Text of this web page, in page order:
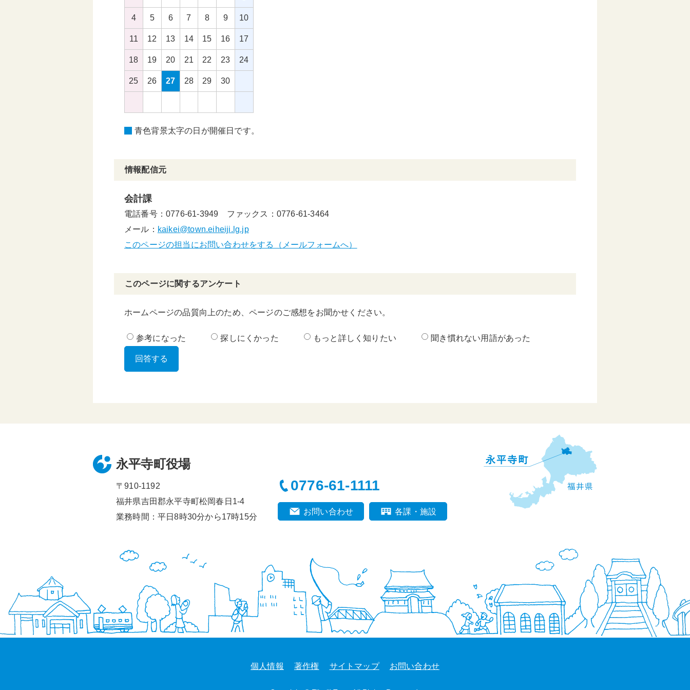
4 5 6 7 8 9 10
11 12 13 14 15 16 17
18 19 20 21 22 23 24
25 26 27 28 29 30
青色背景太字の日が開催日です。
情報配信元
会計課
電話番号：0776-61-3949 ファックス：0776-61-3464
メール： kaikei@town.eiheiji.lg.jp
このページの担当にお問い合わせをする（メールフォームへ）
このページに関するアンケート
ホームページの品質向上のため、ページのご感想をお聞かせください。
参考になった 探しにくかった もっと詳しく知りたい 聞き慣れない用語があった
永平寺町役場
〒910-1192
福井県吉田郡永平寺町松岡春日1-4
業務時間：平日8時30分から17時15分
0776-61-1111
お問い合わせ 各課・施設
個人情報 著作権 サイトマップ お問い合わせ